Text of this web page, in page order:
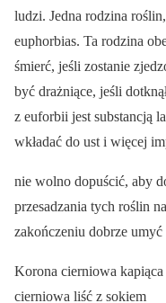
ludzi. Jedna rodzina
euphorbias. Ta rodzina
śmierć, jeśli zostanie
być drażniące, jeśli
z euforbii jest substancją
wkładać do ust i więcej
nie wolno dopuścić, aby
przesadzania tych roślin
zakończeniu dobrze umyć
Korona cierniowa
cierniowa liść z sokiem